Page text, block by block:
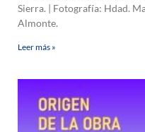
Sierra. | Fotografía: Hdad.
Almonte.
Leer más »